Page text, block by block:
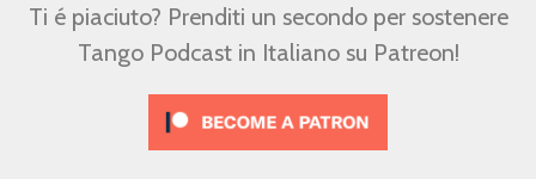
Ti é piaciuto? Prenditi un secondo per sostenere
Tango Podcast in Italiano su Patreon!